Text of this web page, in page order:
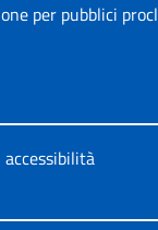
per pubblici